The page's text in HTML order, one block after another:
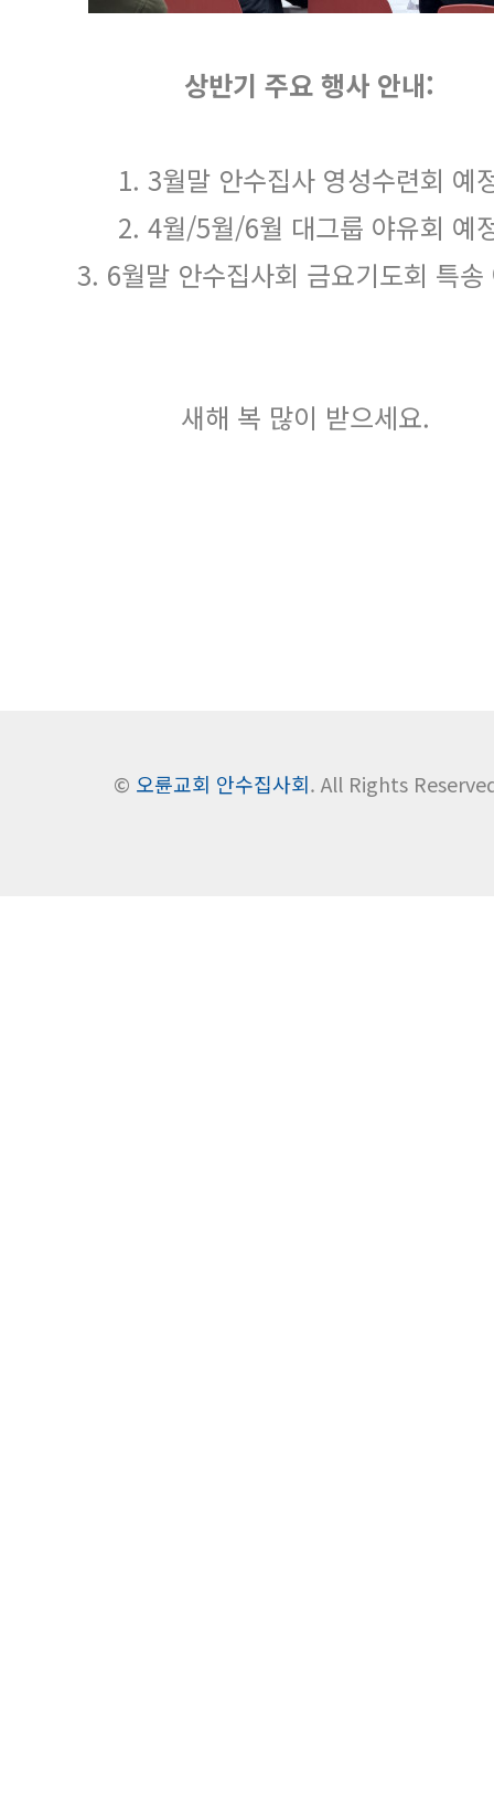
상반기 주요 행사 안내:
1. 3월말 안수집사 영성수련회 예
2. 4월/5월/6월 대그룹 야유회 예
3. 6월말 안수집사회 금요기도회 특송
새해 복 많이 받으세요.
© 오륜교회 안수집사회. All Rights